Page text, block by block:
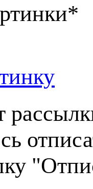
*